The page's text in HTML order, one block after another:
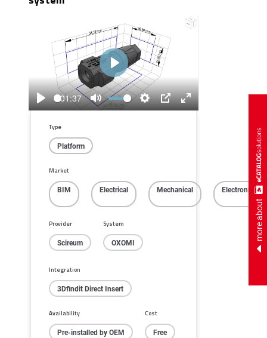
more about
Play
01:37
Mute
Settings
PIP
Enter
Play
Type
Platform
Market
BIM Electrical Mechanical Electronics
Provider
Scireum
System
OXOMI
Integration
3Dfindit Direct Insert
Availability
Pre-installed by OEM
Cost
Free